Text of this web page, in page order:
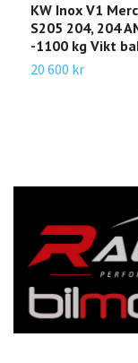
KW Inox V1
S205 204, 204
-1100 kg Vikt
20 600 kr